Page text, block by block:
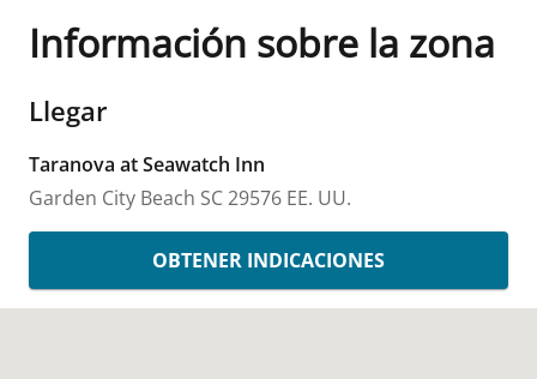
Información sobre la zona
Llegar
Taranova at Seawatch Inn
Garden City Beach SC29576 EE. UU.
OBTENER INDICACIONES